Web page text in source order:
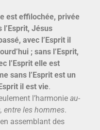
est effilochée, privée
l’Esprit, Jésus
avec l’Esprit il
; sans l’Esprit,
l’Esprit elle est
sans l’Esprit est un
il est vie.
l’harmonie au-
entre les hommes.
assemblant des